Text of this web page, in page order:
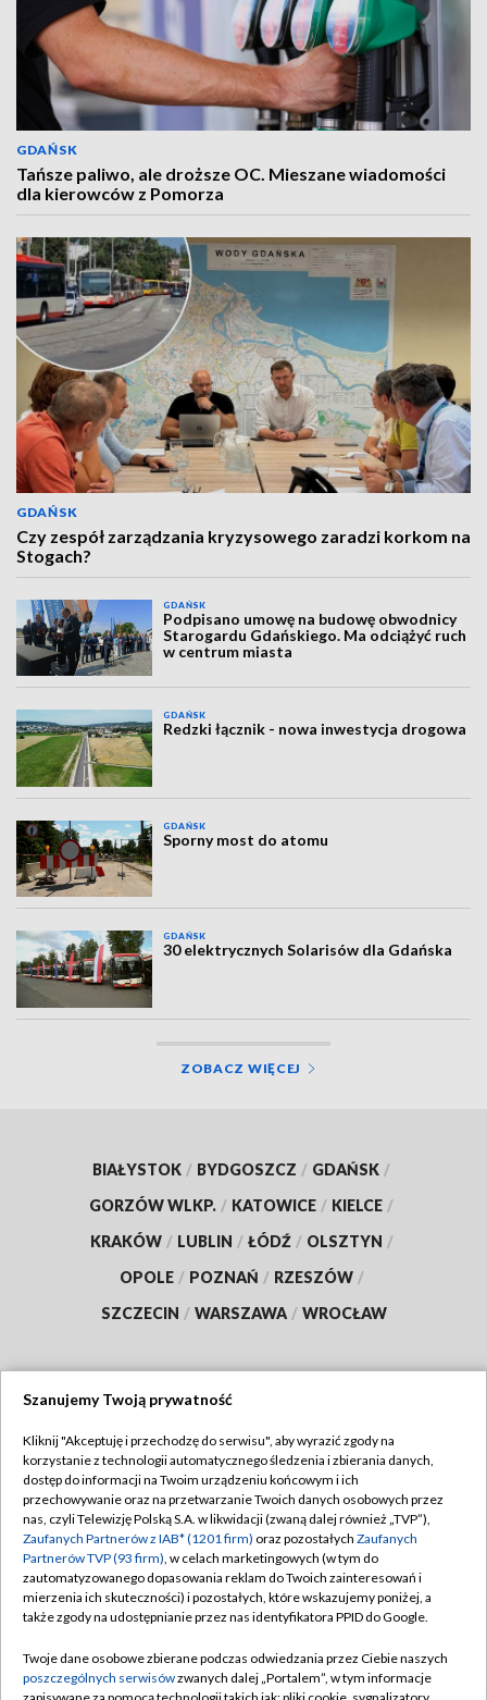
GDAŃSK
Tańsze paliwo, ale droższe OC. Mieszane wiadomości
dla kierowców z Pomorza
GDAŃSK
Czy zespół zarządzania kryzysowego zaradzi korkom na
Stogach?
GDAŃSK
Podpisano umowę na budowę obwodnicy
Starogardu Gdańskiego. Ma odciążyć ruch
w centrum miasta
GDAŃSK
Redzki łącznik - nowa inwestycja drogowa
GDAŃSK
Sporny most do atomu
GDAŃSK
30 elektrycznych Solarisów dla Gdańska
ZOBACZ WIĘCEJ
BIAŁYSTOK / BYDGOSZCZ / GDAŃSK /
GORZÓW WLKP. / KATOWICE / KIELCE /
KRAKÓW / LUBLIN / ŁÓDŹ / OLSZTYN /
OPOLE / POZNAŃ / RZESZÓW /
SZCZECIN / WARSZAWA / WROCŁAW
TVP
Abonament TVP
Emisja w TVP
Centrum informacji TVP
Naziemna Telewizja Cyfrowa
Rada Programowa
Regulamin TVP
Polityka prywatności
Moje zgody
Pomoc
Kontakt
Szanujemy Twoją prywatność
Kliknij "Akceptuję i przechodzę do serwisu", aby wyrazić zgody na
korzystanie z technologii automatycznego śledzenia i zbierania danych,
dostęp do informacji na Twoim urządzeniu końcowym i ich
przechowywanie oraz na przetwarzanie Twoich danych osobowych przez
nas, czyli Telewizję Polską S.A. w likwidacji (zwaną dalej również „TVP”),
Zaufanych Partnerów z IAB* (1201 firm) oraz pozostałych Zaufanych
Partnerów TVP (93 firm), w celach marketingowych (w tym do
zautomatyzowanego dopasowania reklam do Twoich zainteresowań i
mierzenia ich skuteczności) i pozostałych, które wskazujemy poniżej, a
także zgody na udostępnianie przez nas identyfikatora PPID do Google.
Twoje dane osobowe zbierane podczas odwiedzania przez Ciebie naszych
poszczególnych serwisówzwanych dalej „Portalem”, w tym informacje